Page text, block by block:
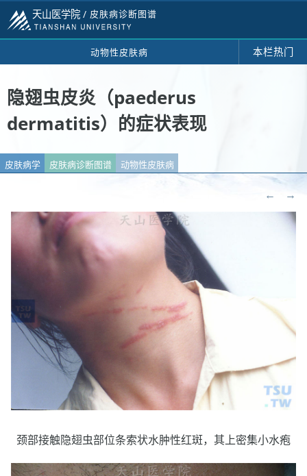
天山医学院 / 皮肤病诊断图谱
动物性皮肤病 本栏热门
隐翅虫皮炎（paederus
dermatitis）的症状表现
皮肤病学 皮肤病诊断图谱 动物性皮肤病
← →
颈部接触隐翅虫部位条索状水肿性红斑，其上密集小水疱